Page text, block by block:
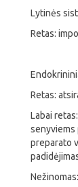
Lytinės
Retas:
Retas:
Labai
senyviems
preparato